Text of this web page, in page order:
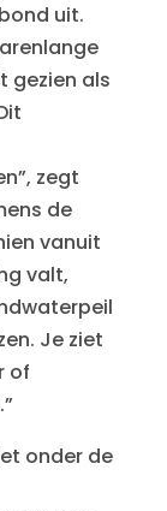
uit.
gezien als
zegt
de
vanuit
valt,
Je ziet
of
onder de